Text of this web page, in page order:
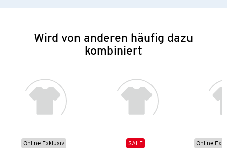
Wird von anderen häufig dazu
kombiniert
Online Exklusiv
SALE
Online